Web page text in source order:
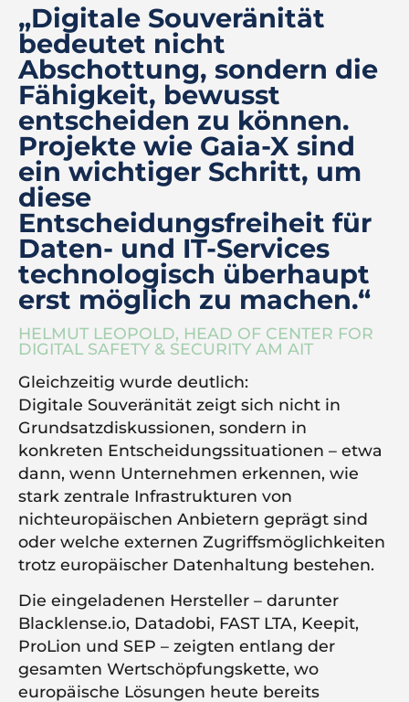
„Digitale Souveränität
bedeutet nicht
Abschottung, sondern die
Fähigkeit, bewusst
entscheiden zu können.
Projekte wie Gaia-X sind
ein wichtiger Schritt, um
diese
Entscheidungsfreiheit für
Daten- und IT-Services
technologisch überhaupt
erst möglich zu machen.“
HELMUT LEOPOLD, HEAD OF CENTER FOR
DIGITAL SAFETY & SECURITY AM AIT
Gleichzeitig wurde deutlich:
Digitale Souveränität zeigt sich nicht in
Grundsatzdiskussionen, sondern in
konkreten Entscheidungssituationen – etwa
dann, wenn Unternehmen erkennen, wie
stark zentrale Infrastrukturen von
nichteuropäischen Anbietern geprägt sind
oder welche externen Zugriffsmöglichkeiten
trotz europäischer Datenhaltung bestehen.
Die eingeladenen Hersteller – darunter
Blacklense.io, Datadobi, FAST LTA, Keepit,
ProLion und SEP – zeigten entlang der
gesamten Wertschöpfungskette, wo
europäische Lösungen heute bereits